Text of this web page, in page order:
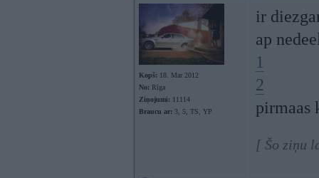
Kopš: 18. Mar 2012
No: Rīga
Ziņojumi: 11114
Braucu ar: 3, 5, TS, YP
ir
ap
1
2
pirmaas
[ Šo ziņu